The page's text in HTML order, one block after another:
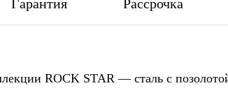
Гарантия Рассрочка
ROCK STAR — сталь с